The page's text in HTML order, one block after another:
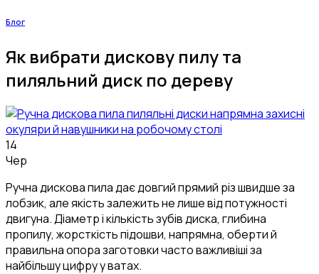
Блог
Як вибрати дискову пилу та
пиляльний диск по дереву
14
Чер
Ручна дискова пила дає довгий прямий різ швидше за
лобзик, але якість залежить не лише від потужності
двигуна. Діаметр і кількість зубів диска, глибина
пропилу, жорсткість підошви, напрямна, оберти й
правильна опора заготовки часто важливіші за
найбільшу цифру у ватах.